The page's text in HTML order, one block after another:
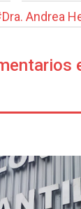
Dra. Andrea